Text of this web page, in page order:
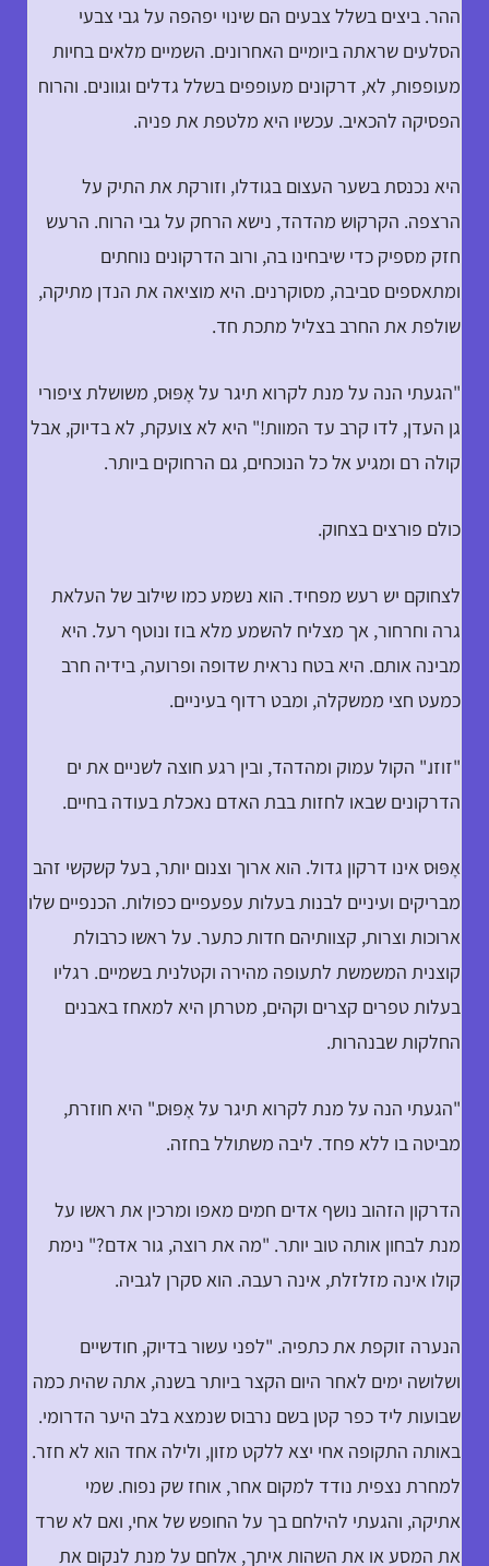
ההר. ביצים בשלל צבעים הם שינוי יפהפה על גבי צבעי
הסלעים שראתה ביומיים האחרונים. השמיים מלאים בחיות
מעופפות, לא, דרקונים מעופפים בשלל גדלים וגוונים. והרוח
הפסיקה להכאיב. עכשיו היא מלטפת את פניה.
היא נכנסת בשער העצום בגודלו, וזורקת את התיק על
הרצפה. הקרקוש מהדהד, נישא הרחק על גבי הרוח. הרעש
חזק מספיק כדי שיבחינו בה, ורוב הדרקונים נוחתים
ומתאספים סביבה, מסוקרנים. היא מוציאה את הנדן מתיקה,
שולפת את החרב בצליל מתכת חד.
"הגעתי הנה על מנת לקרוא תיגר על אָפּוּס, משושלת ציפורי
גן העדן, לדו קרב עד המוות!" היא לא צועקת, לא בדיוק, אבל
קולה רם ומגיע אל כל הנוכחים, גם הרחוקים ביותר.
כולם פורצים בצחוק.
לצחוקם יש רעש מפחיד. הוא נשמע כמו שילוב של העלאת
גרה וחרחור, אך מצליח להשמע מלא בוז ונוטף רעל. היא
מבינה אותם. היא בטח נראית שדופה ופרועה, בידיה חרב
כמעט חצי ממשקלה, ומבט רדוף בעיניים.
"זוזו." הקול עמוק ומהדהד, ובין רגע חוצה לשניים את ים
הדרקונים שבאו לחזות בבת האדם נאכלת בעודה בחיים.
אָפּוּס אינו דרקון גדול. הוא ארוך וצנום יותר, בעל קשקשי זהב
מבריקים ועיניים לבנות בעלות עפעפיים כפולות. הכנפיים שלו
ארוכות וצרות, קצוותיהם חדות כתער. על ראשו כרבולת
קוצנית המשמשת לתעופה מהירה וקטלנית בשמיים. רגליו
בעלות טפרים קצרים וקהים, מטרתן היא למאחז באבנים
החלקות שבנהרות.
"הגעתי הנה על מנת לקרוא תיגר על אָפּוּס." היא חוזרת,
מביטה בו ללא פחד. ליבה משתולל בחזה.
הדרקון הזהוב נושף אדים חמים מאפו ומרכין את ראשו על
מנת לבחון אותה טוב יותר. "מה את רוצה, גור אדם?" נימת
קולו אינה מזלזלת, אינה רעבה. הוא סקרן לגביה.
הנערה זוקפת את כתפיה. "לפני עשור בדיוק, חודשיים
ושלושה ימים לאחר היום הקצר ביותר בשנה, אתה שהית כמה
שבועות ליד כפר קטן בשם נרבוס שנמצא בלב היער הדרומי.
באותה התקופה אחי יצא ללקט מזון, ולילה אחד הוא לא חזר.
למחרת נצפית נודד למקום אחר, אוחז שק נפוח. שמי
אתיקה, והגעתי להילחם בך על החופש של אחי, ואם לא שרד
את המסע או את השהות איתך, אלחם על מנת לנקום את